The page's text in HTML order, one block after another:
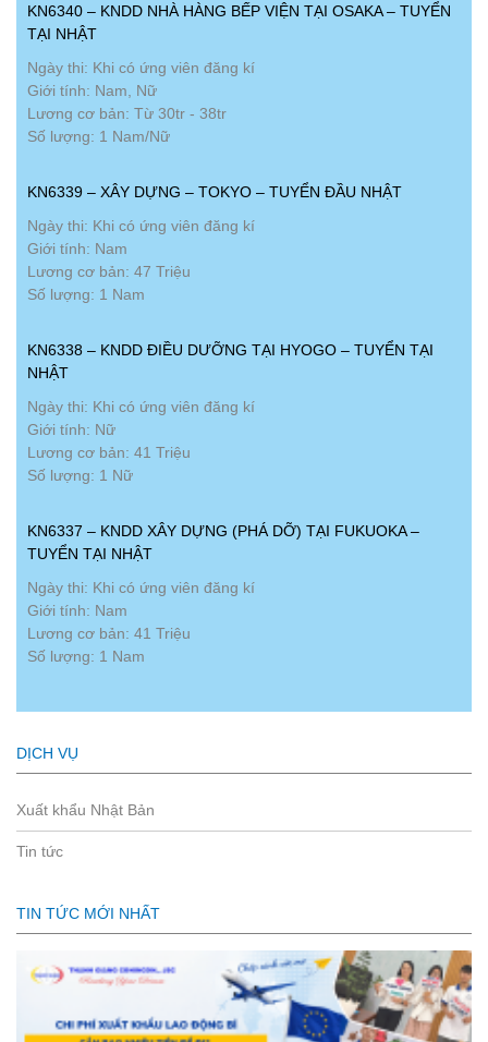
KN6340 – KNDD NHÀ HÀNG BẾP VIỆN TẠI OSAKA – TUYỂN
TẠI NHẬT
Ngày thi: Khi có ứng viên đăng kí
Giới tính: Nam, Nữ
Lương cơ bản: Từ 30tr - 38tr
Số lượng: 1 Nam/Nữ
KN6339 – XÂY DỰNG – TOKYO – TUYỂN ĐẦU NHẬT
Ngày thi: Khi có ứng viên đăng kí
Giới tính: Nam
Lương cơ bản: 47 Triệu
Số lượng: 1 Nam
KN6338 – KNDD ĐIỀU DƯỠNG TẠI HYOGO – TUYỂN TẠI
NHẬT
Ngày thi: Khi có ứng viên đăng kí
Giới tính: Nữ
Lương cơ bản: 41 Triệu
Số lượng: 1 Nữ
KN6337 – KNDD XÂY DỰNG (PHÁ DỠ) TẠI FUKUOKA –
TUYỂN TẠI NHẬT
Ngày thi: Khi có ứng viên đăng kí
Giới tính: Nam
Lương cơ bản: 41 Triệu
Số lượng: 1 Nam
DỊCH VỤ
Xuất khẩu Nhật Bản
Tin tức
TIN TỨC MỚI NHẤT